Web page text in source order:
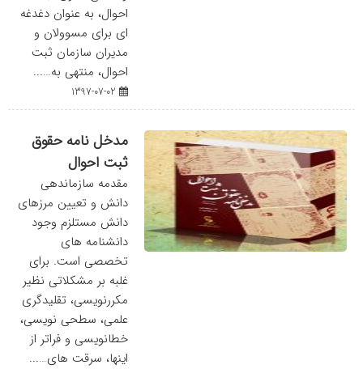
احوال، به عنوان دغدغه
ای برای مسوولان و
مدیران سازمان ثبت
احوال، منتهی به…...
مدخل نامه حقوق
ثبت احوال
مقدمه سازماندهی
دانش و تعیین مرزهای
دانش مستلزم وجود
دانشنامه های
تخصصی است. برای
غلبه بر مشکلاتی نظیر
مکررنویسی، تقلیدگری
علمی، سطحی نویسی،
خطانویسی و فراتر از
اینها، سرقت های…...